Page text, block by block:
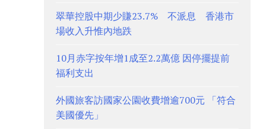
翠華控股中期少賺23.7% 不派息 香港市
場收入升惟內地跌
10月赤字按年增1成至2.2萬億 因停擺提前
福利支出
外國旅客訪國家公園收費增逾700元 「符合
美國優先」